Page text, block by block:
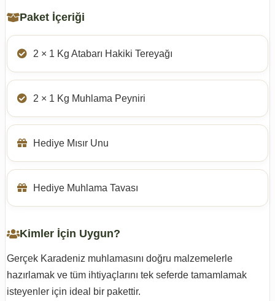
Paket İçeriği
2 × 1 Kg Atabarı Hakiki Tereyağı
2 × 1 Kg Muhlama Peyniri
Hediye Mısır Unu
Hediye Muhlama Tavası
Kimler İçin Uygun?
Gerçek Karadeniz muhlamasını doğru malzemelerle
hazırlamak ve tüm ihtiyaçlarını tek seferde tamamlamak
isteyenler için ideal bir pakettir.